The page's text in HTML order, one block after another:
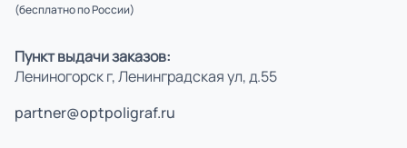
(бесплатно по России)
Пункт выдачи заказов:
Лениногорск г, Ленинградская ул, д.55
partner@optpoligraf.ru